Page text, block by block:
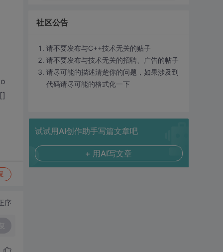
序
社区公告
请不要发布与C++技术无关的贴子
请不要发布与技术无关的招聘、广告的帖子
请尽可能的描述清楚你的问题，如果涉及到
代码请尽可能的格式化一下
试试用AI创作助手写篇文章吧
+ 用AI写文章